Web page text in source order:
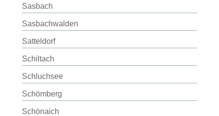
Sasbach
Sasbachwalden
Satteldorf
Schiltach
Schluchsee
Schömberg
Schönaich